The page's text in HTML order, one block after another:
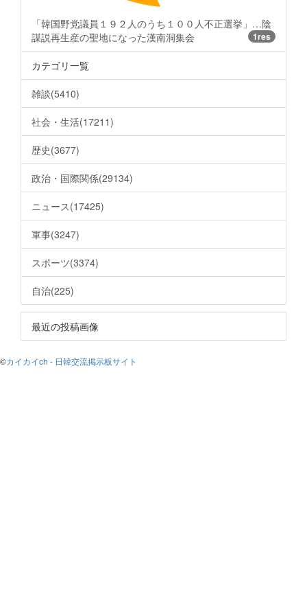
「韓国野党議員１９２人のうち１００人不正選挙」…陰
謀説再生産の聖地になった漢南洞集会
1res
カテゴリ一覧
雑談(5410)
社会・生活(17211)
歴史(3677)
政治・国際関係(29134)
ニュース(17425)
軍事(3247)
スポーツ(3374)
自治(225)
最近の投稿画像
©カイカイch - 日韓交流掲示板サイト